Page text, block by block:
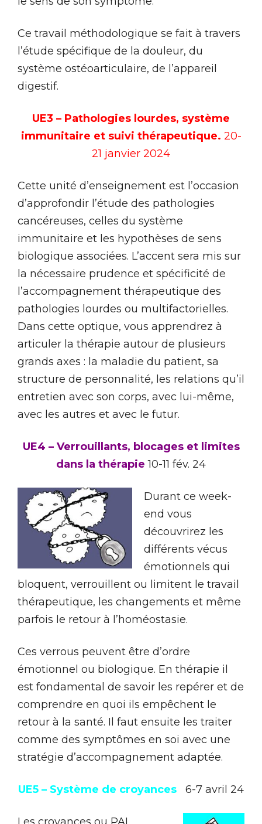
Ce travail méthodologique se fait à travers
l’étude spécifique de la douleur, du
système ostéoarticulaire, de l’appareil
digestif.
UE3 – Pathologies lourdes, système
immunitaire et suivi thérapeutique. 20-
21 janvier 2024
Cette unité d’enseignement est l’occasion
d’approfondir l’étude des pathologies
cancéreuses, celles du système
immunitaire et les hypothèses de sens
biologique associées. L’accent sera mis sur
la nécessaire prudence et spécificité de
l’accompagnement thérapeutique des
pathologies lourdes ou multifactorielles.
Dans cette optique, vous apprendrez à
articuler la thérapie autour de plusieurs
grands axes : la maladie du patient, sa
structure de personnalité, les relations qu’il
entretien avec son corps, avec lui-même,
avec les autres et avec le futur.
UE4 – Verrouillants, blocages et limites
dans la thérapie10-11 fév. 24
Durant ce week-
end vous
découvrirez les
différents vécus
émotionnels qui
bloquent, verrouillent ou limitent le travail
thérapeutique, les changements et même
parfois le retour à l’homéostasie.
Ces verrous peuvent être d’ordre
émotionnel ou biologique. En thérapie il
est fondamental de savoir les repérer et de
comprendre en quoi ils empêchent le
retour à la santé. Il faut ensuite les traiter
comme des symptômes en soi avec une
stratégie d’accompagnement adaptée.
UE5 – Système de croyances 6-7 avril 24